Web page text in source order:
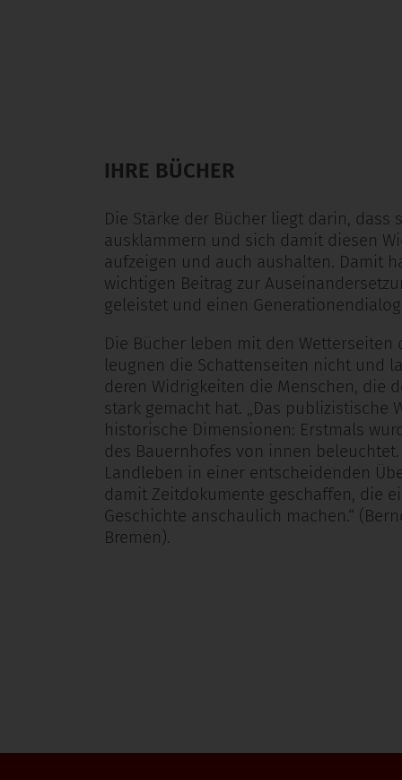
IHRE BÜCHER
Die Stärke der Bücher liegt darin, dass
ausklammern und sich damit diesen
aufzeigen und auch aushalten. Damit
wichtigen Beitrag zur
geleistet und einen
Die Bücher leben mit den Wetterseiten
leugnen die Schattenseiten nicht und
deren Widrigkeiten die Menschen, die
stark gemacht hat. „Das publizistische
historische Dimensionen: Erstmals
des Bauernhofes von innen
Landleben in einer entscheidenden
damit Zeitdokumente geschaffen, die
Geschichte anschaulich machen.“
Bremen).